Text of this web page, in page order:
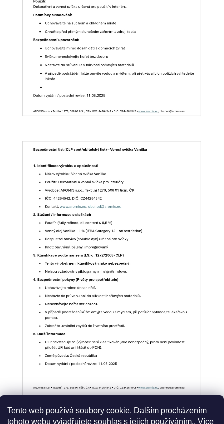
Tento web používá soubory cookie. Dalším procházením
tohoto webu vyjadřujete souhlas s jejich používáním.. Více